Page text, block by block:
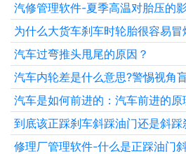
汽修管理软件-夏季高温对胎压的
为什么大货车刹车时轮胎很容易
汽车过弯推头甩尾的原因？
汽车内轮差是什么意思?警惕视角
汽车是如何前进的：汽车前进的原
到底该正踩刹车斜踩油门还是斜踩
修理厂管理软件-什么是正踩油门